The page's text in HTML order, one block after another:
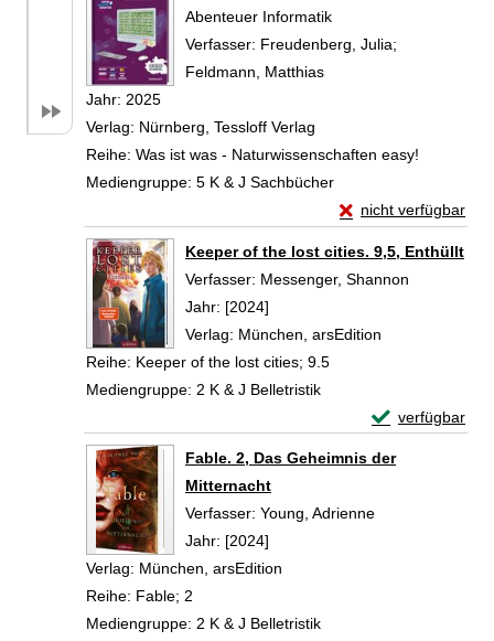
Abenteuer Informatik
Verfasser: Freudenberg, Julia;
Feldmann, Matthias
Jahr: 2025
Verlag: Nürnberg, Tessloff Verlag
Reihe: Was ist was - Naturwissenschaften easy!
Mediengruppe: 5 K & J Sachbücher
nicht verfügbar
Exemplar-Details
Keeper of the lost cities. 9,5, Enthüllt
Verfasser: Messenger, Shannon
Jahr: [2024]
Verlag: München, arsEdition
Reihe: Keeper of the lost cities; 9.5
Mediengruppe: 2 K & J Belletristik
verfügbar
Exemplar-
Fable. 2, Das Geheimnis der
Mitternacht
Verfasser: Young, Adrienne
Jahr: [2024]
Verlag: München, arsEdition
Reihe: Fable; 2
Mediengruppe: 2 K & J Belletristik